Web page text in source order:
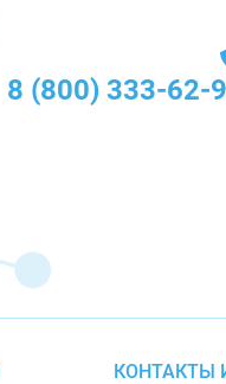
8 (800) 333-62-
КОНТАКТЫ